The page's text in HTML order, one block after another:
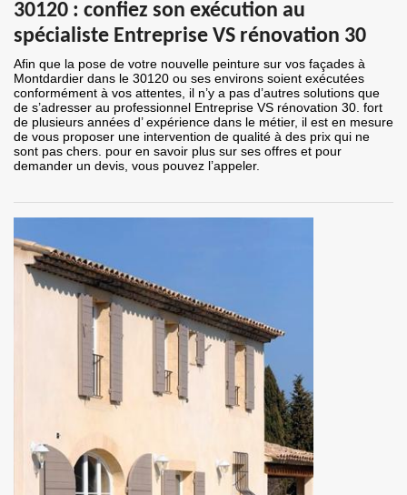
30120 : confiez son exécution au
spécialiste Entreprise VS rénovation 30
Afin que la pose de votre nouvelle peinture sur vos façades à
Montdardier dans le 30120 ou ses environs soient exécutées
conformément à vos attentes, il n’y a pas d’autres solutions que
de s’adresser au professionnel Entreprise VS rénovation 30. fort
de plusieurs années d’ expérience dans le métier, il est en mesure
de vous proposer une intervention de qualité à des prix qui ne
sont pas chers. pour en savoir plus sur ses offres et pour
demander un devis, vous pouvez l’appeler.